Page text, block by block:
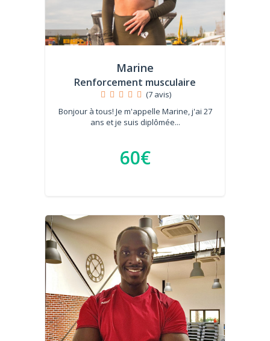
Marine
Renforcement musculaire
(7 avis)
Bonjour à tous! Je m'appelle Marine, j'ai 27
ans et je suis diplômée...
60€